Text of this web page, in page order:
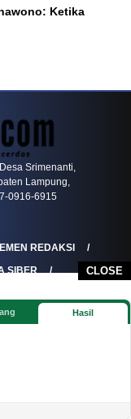
CLOSE
Hasil
Ketika
Srimenanti,
Lampung,
0916-6915
REDAKSI
SIBER
ANAK
/ ADVERTORIAL